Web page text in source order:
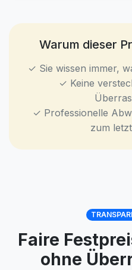
Warum dieser
✓ Sie wissen immer,
✓ Keine
✓ Professionelle
zum
Faire
ohne